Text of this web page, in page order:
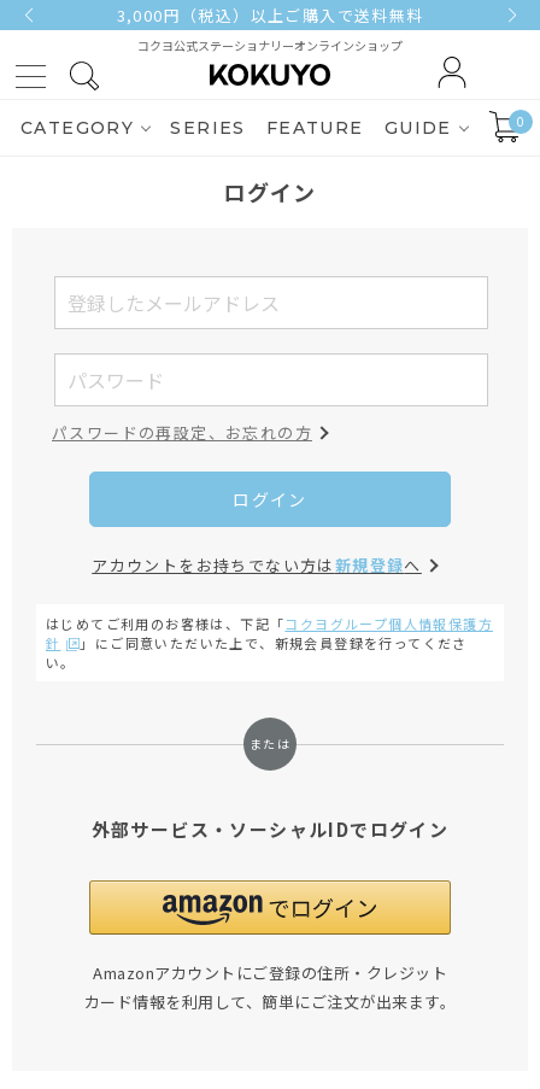
3,000円（税込）以上ご購入で送料無料
コクヨ公式ステーショナリーオンラインショップ
CATEGORY SERIES FEATURE GUIDE 0
ログイン
パスワードの再設定、お忘れの方
ログイン
アカウントをお持ちでない方は新規登録へ
はじめてご利用のお客様は、下記「コクヨグループ個人情報保護方
針
」にご同意いただいた上で、新規会員登録を行ってくださ
い。
外部サービス・ソーシャルIDでログイン
Amazonアカウントにご登録の住所・クレジット
カード情報を利用して、簡単にご注文が出来ます。